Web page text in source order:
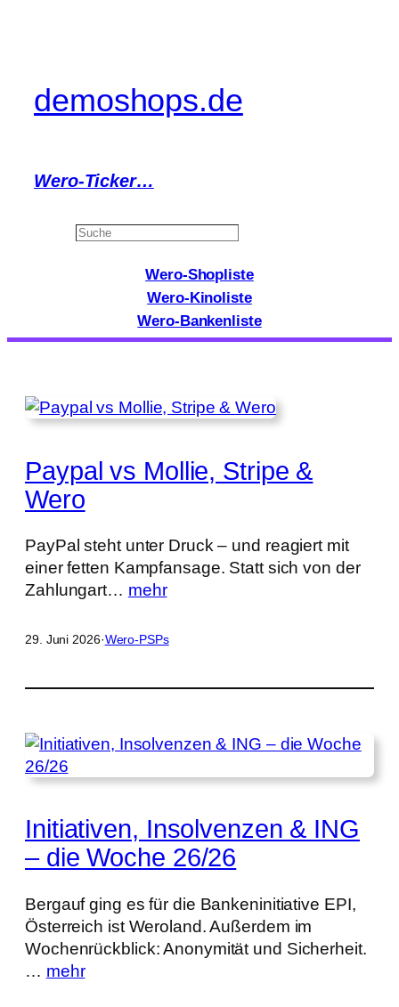
demoshops.de
Wero-Ticker…
Search
Wero-Shopliste
Wero-Kinoliste
Wero-Bankenliste
Paypal vs Mollie, Stripe &
Wero
PayPal steht unter Druck – und reagiert mit
einer fetten Kampfansage. Statt sich von der
Zahlungart… mehr
29. Juni 2026·Wero-PSPs
Initiativen, Insolvenzen & ING
– die Woche 26/26
Bergauf ging es für die Bankeninitiative EPI,
Österreich ist Weroland. Außerdem im
Wochenrückblick: Anonymität und Sicherheit.
… mehr